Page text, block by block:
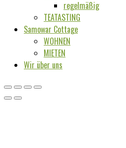
regelmäßig
TEATASTING
Samowar Cottage
WOHNEN
MIETEN
Wir über uns